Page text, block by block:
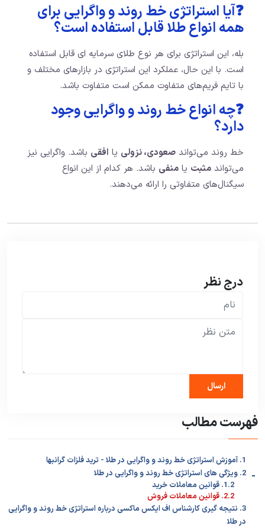
❓آیا استراتژی خط روند و واگرایی برای
همه انواع طلا قابل استفاده است؟
بله، این استراتژی برای هر نوع طلای سرمایه‌ ای قابل استفاده
است. با این حال، عملکرد این استراتژی در بازارهای مختلف و
با تایم فریم‌های متفاوت ممکن است متفاوت باشد.
❓چه انواع خط روند و واگرایی وجود
دارد؟
خط روند می‌تواند صعودی، نزولی یا افقی باشد. واگرایی نیز
می‌تواند مثبت یا منفی باشد. هر کدام از این انواع
سیگنال‌های متفاوتی را ارائه می‌دهند.
درج نظر
فهرست مطالب
1. آموزش استراتژی خط روند و واگرایی در طلا - ترید فلزات گرانبها
2. ویژگی های استراتژی خط روند و واگرایی در طلا -
1.2. قوانین معاملات خرید
2.2. قوانین معاملات فروش
3. نتیجه گیری کارشناس اف ایکس ماکسی درباره استراتژی خط روند و واگرایی
در طلا